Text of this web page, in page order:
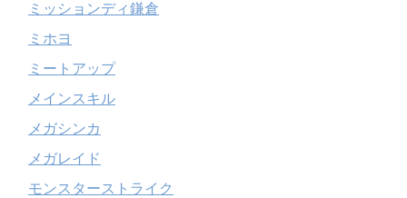
ミッションディ鎌倉
ミホヨ
ミートアップ
メインスキル
メガシンカ
メガレイド
モンスターストライク